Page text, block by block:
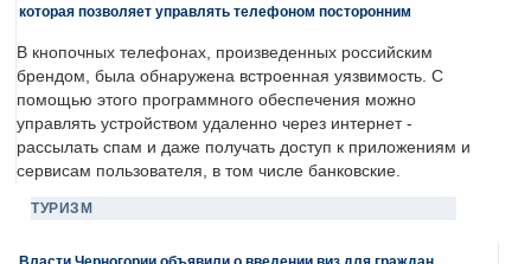
которая позволяет управлять телефоном посторонним
В кнопочных телефонах, произведенных российским
брендом, была обнаружена встроенная уязвимость. С
помощью этого программного обеспечения можно
управлять устройством удаленно через интернет -
рассылать спам и даже получать доступ к приложениям и
сервисам пользователя, в том числе банковские.
ТУРИЗМ